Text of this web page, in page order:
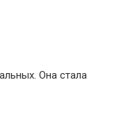
Она стала